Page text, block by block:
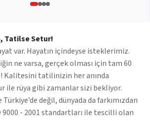
Tatilse Setur!
var. Hayatın içindeyse isteklerimiz.
ne varsa, gerçek olması için tam 60
Kalitesini tatilinizin her anında
ile rüya gibi zamanlar sizi bekliyor.
değil, dünyada da farkımızdan
- 2001 standartları ile tescilli olan